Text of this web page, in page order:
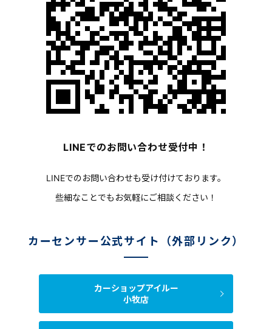
LINEでのお問い合わせ受付中！
LINEでのお問い合わせも受け付けております。
些細なことでもお気軽にご相談ください！
カーセンサー公式サイト（外部リンク）
カーショップアイルー
小牧店